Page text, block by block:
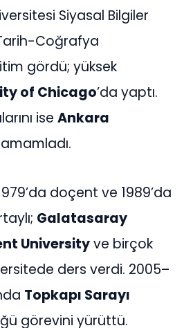
Siyasal Bilgiler
Coğrafya
gördü; yüksek
of Chicago’da yaptı.
ise Ankara
doçent ve 1989’da
Galatasaray
Universityve birçok
ders verdi. 2005–
Topkapı Sarayı
görevini yürüttü.